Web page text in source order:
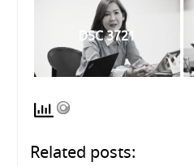
DSC 3721
Related posts: